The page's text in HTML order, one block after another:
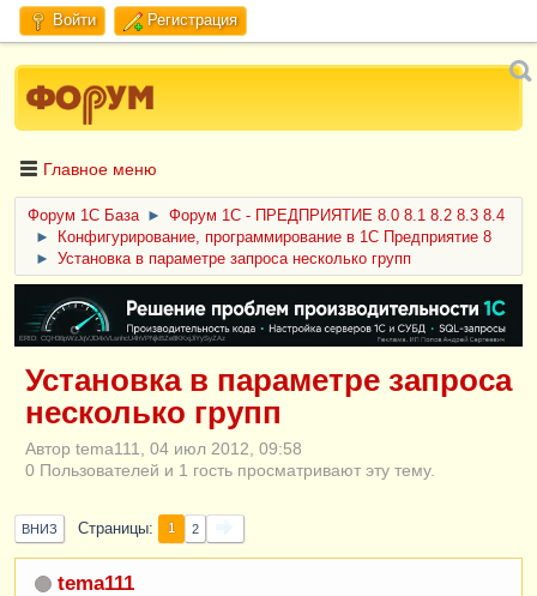
Войти Регистрация
Главное меню
Форум 1C База ►
Форум 1С - ПРЕДПРИЯТИЕ 8.0 8.1 8.2 8.3 8.4
►
Конфигурирование, программирование в 1С Предприятие 8
►
Установка в параметре запроса несколько групп
ERID: CQH36pWzJqVJD4xVLsnhcU4hVPNjkBZe8KKxjJiYySyZAz
Установка в параметре запроса
несколько групп
Автор tema111, 04 июл 2012, 09:58
0 Пользователей и 1 гость просматривают эту тему.
ВНИЗ Страницы 1 2
tema111